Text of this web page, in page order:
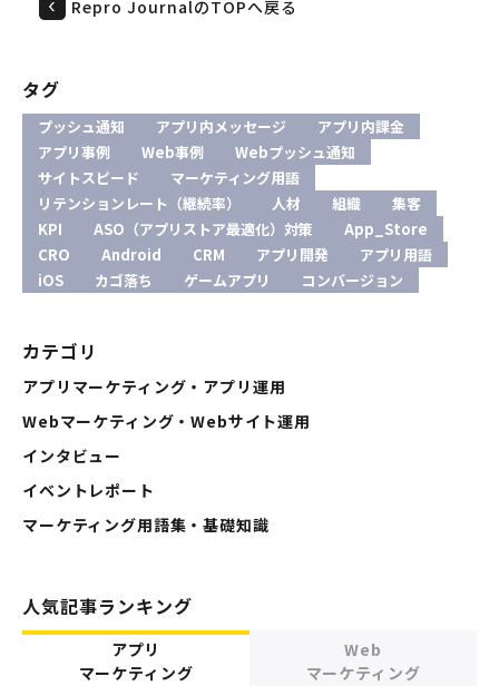
Repro JournalのTOPへ戻る
タグ
プッシュ通知 アプリ内メッセージ
アプリ内課金
アプリ事例
Web事例
Webプッシュ通知
サイトスピード
マーケティング用語
リテンションレート（継続率）
人材 組織
集客
KPI
ASO（アプリストア最適化）対策
App_Store
CRO
Android CRM アプリ開発
アプリ用語
iOS
カゴ落ち ゲームアプリ コンバージョン
カテゴリ
アプリマーケティング・アプリ運用
Webマーケティング・Webサイト運用
インタビュー
イベントレポート
マーケティング用語集・基礎知識
人気記事ランキング
アプリ
マーケティング
Web
マーケティング